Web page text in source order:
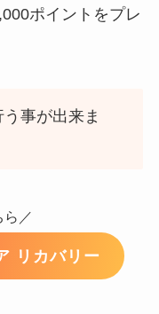
ポイントをプレ
事が出来ま
ら／
リカバリー